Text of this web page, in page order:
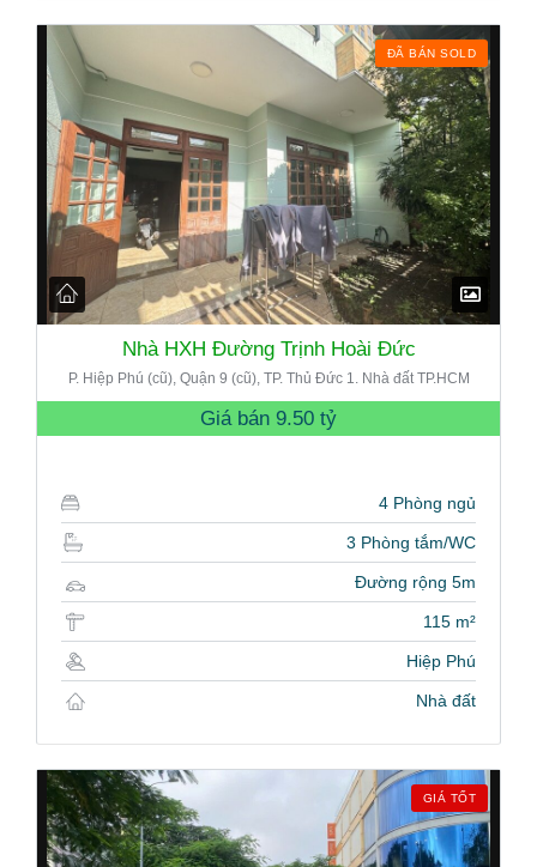
ĐÃ BÁN SOLD
Nhà HXH Đường Trịnh Hoài Đức
P. Hiệp Phú (cũ), Quận 9 (cũ), TP. Thủ Đức 1. Nhà đất TP.HCM
Giá bán 9.50 tỷ
4 Phòng ngủ
3 Phòng tắm/WC
Đường rộng 5m
115 m²
Hiệp Phú
Nhà đất
GIÁ TỐT